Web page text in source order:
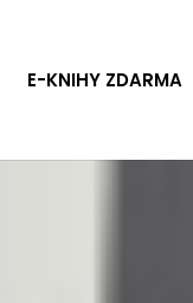
E-KNIHY ZDARMA